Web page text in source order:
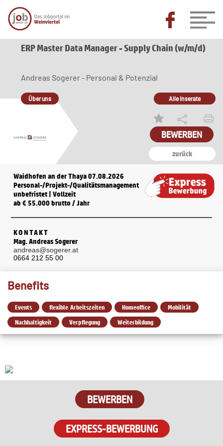
ERP Master Data Manager - Supply Chain (w/m/d)
zurück
Andreas Sogerer - Personal & Potenzial
Über uns Alle Inserate
BEWERBEN
Waidhofen an der Thaya 07.08.2026
Personal-/Projekt-/Qualitätsmanagement
unbefristet | Vollzeit
ab € 55.000 brutto / Jahr
KONTAKT
Mag. Andreas Sogerer
andreas@sogerer.at
0664 212 55 00
Benefits
Events flexible Arbeitszeiten Homeoffice
Mobilität
Nachhaltigkeit
Verpflegung Weiterbildung
BEWERBEN
EXPRESS-BEWERBUNG